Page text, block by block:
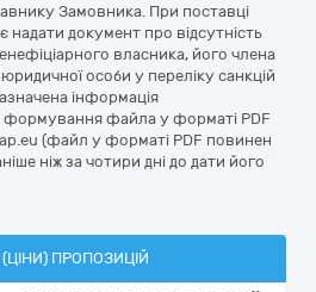
Замовника. При поставці
документ про відсутність
власника, його члена
особи у переліку санкцій
інформація
формування файла у форматі PDF
(файл у форматі PDF повинен
ніж за чотири дні до дати його
ПРОПОЗИЦІЙ